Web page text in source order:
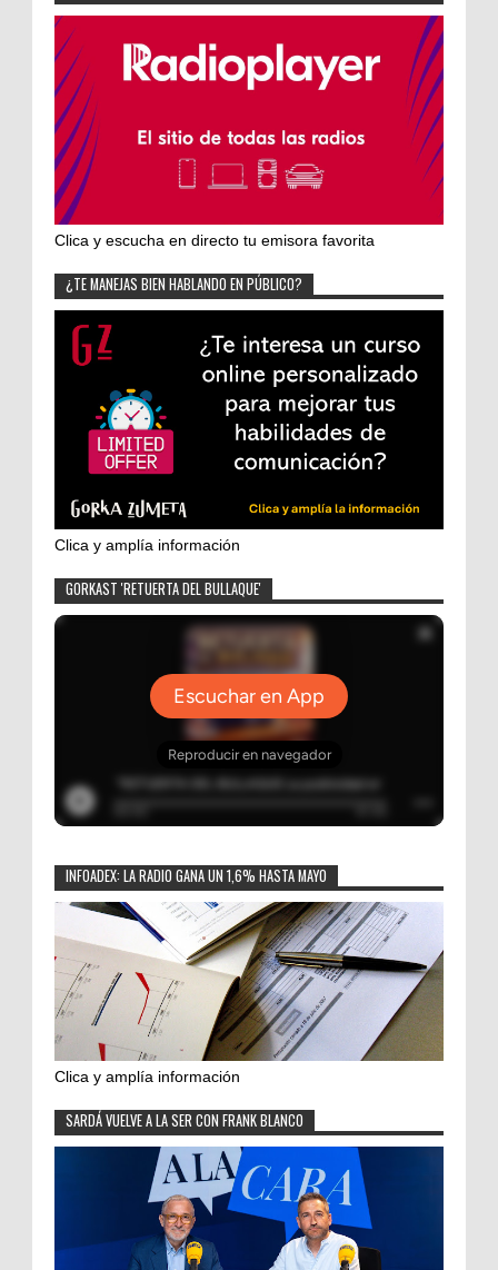
Clica y escucha en directo tu emisora favorita
¿TE MANEJAS BIEN HABLANDO EN PÚBLICO?
Clica y amplía información
GORKAST 'RETUERTA DEL BULLAQUE'
INFOADEX: LA RADIO GANA UN 1,6% HASTA MAYO
Clica y amplía información
SARDÁ VUELVE A LA SER CON FRANK BLANCO